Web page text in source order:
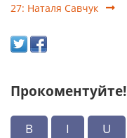
27: Наталя Савчук
Прокоментуйте!
B I U